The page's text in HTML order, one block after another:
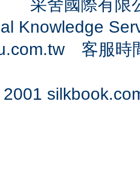
采舍國際有
Knowledge
客服時
2001